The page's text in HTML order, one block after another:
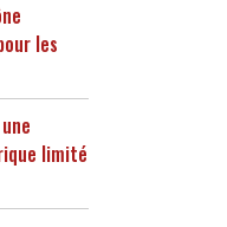
les
limité